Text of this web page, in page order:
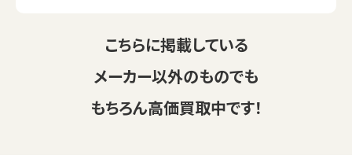
こちらに掲載している
メーカー以外のものでも
もちろん高価買取中です！